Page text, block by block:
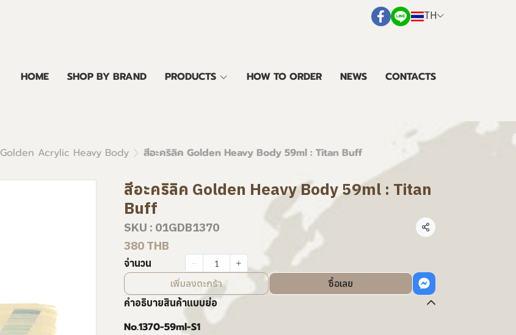
TH
HOME SHOP BY BRAND PRODUCTS HOW TO ORDER NEWS CONTACTS
Golden Acrylic Heavy Body สีอะคริลิค Golden Heavy Body 59ml : Titan Buff
สีอะคริลิค Golden Heavy Body 59ml : Titan
Buff
SKU : 01GDB1370 แชร์
380 THB
จำนวน
เพิ่มลงตะกร้า
ซื้อเลย
คำอธิบายสินค้าแบบย่อ
No.1370-59ml-S1